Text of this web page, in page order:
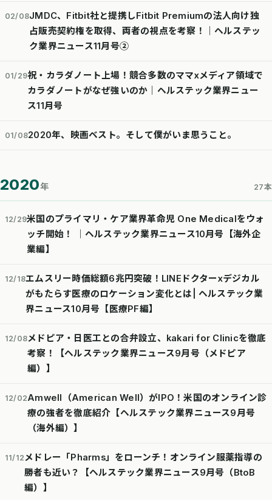
02/08JMDC、Fitbit社と提携しFitbit Premiumの法人向け独
占販売契約権を取得、両者の視点を考察！｜ヘルステッ
ク業界ニュース11月号②
01/29祝・カラダノート上場！競合多数のママxメディア領域で
カラダノートがなぜ強いのか｜ヘルステック業界ニュー
ス11月号
01/082020年、映画ベスト。そして僕がいま思うこと。
2020年 27本
12/29米国のプライマリ・ケア業界革命児 One Medicalをウォ
ッチ開始！ │ヘルステック業界ニュース10月号【海外企
業編】
12/18エムスリー時価総額6兆円突破！LINEドクターxデジカル
がもたらす医療のロケーション変化とは| ヘルステック業
界ニュース10月号【医療PF編】
12/08メドピア・日医工との合弁設立、kakari for Clinicを徹底
考察！【ヘルステック業界ニュース9月号（メドピア
編）】
12/02Amwell（American Well）がIPO！米国のオンライン診
療の強者を徹底紹介【ヘルステック業界ニュース9月号
（海外編）】
11/12メドレー「Pharms」をローンチ！オンライン服薬指導の
勝者も近い？【ヘルステック業界ニュース9月号（BtoB
編）】